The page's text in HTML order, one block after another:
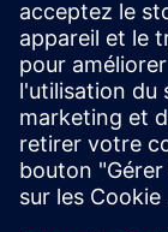
l'équipement,
commande,
valeurs réelles
de contrôle.